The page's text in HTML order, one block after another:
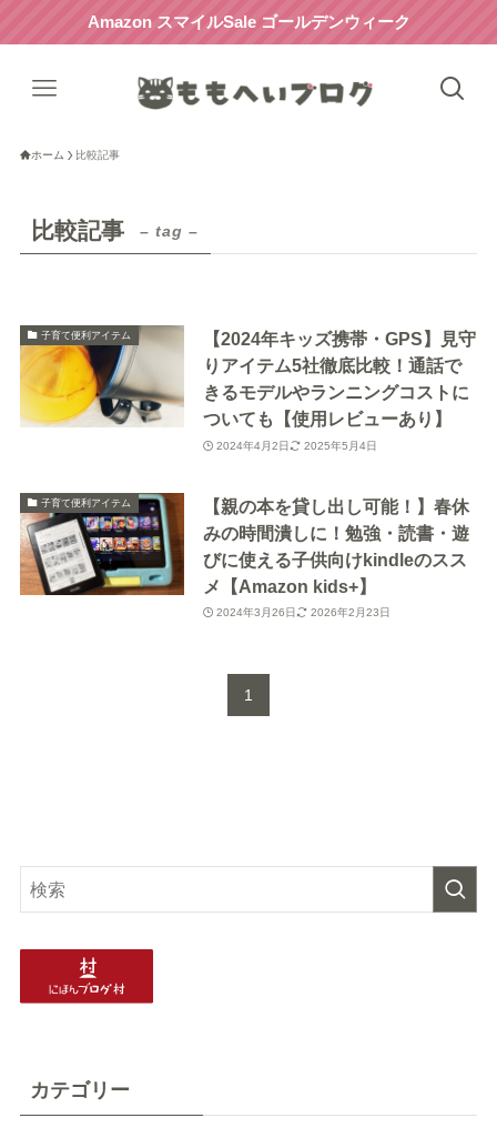
Amazon スマイルSale ゴールデンウィーク
ホーム 比較記事
比較記事 – tag –
子育て便利アイテム
【2024年キッズ携帯・GPS】見守
りアイテム5社徹底比較！通話で
きるモデルやランニングコストに
ついても【使用レビューあり】
2024年4月2日 2025年5月4日
子育て便利アイテム
【親の本を貸し出し可能！】春休
みの時間潰しに！勉強・読書・遊
びに使える子供向けkindleのスス
メ【Amazon kids+】
2024年3月26日 2026年2月23日
1
カテゴリー